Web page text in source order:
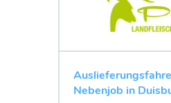
Nebenjob in